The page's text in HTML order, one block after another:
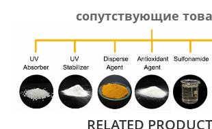
сопутствующие
RELATED